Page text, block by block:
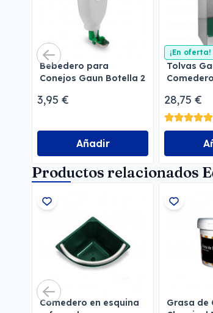
Bebedero para
Conejos Gaun Botella 2
3,95 €
Añadir
¡En oferta!
Tolvas
28,75 €
Productos relacionados
Comedero en esquina
Grasa de